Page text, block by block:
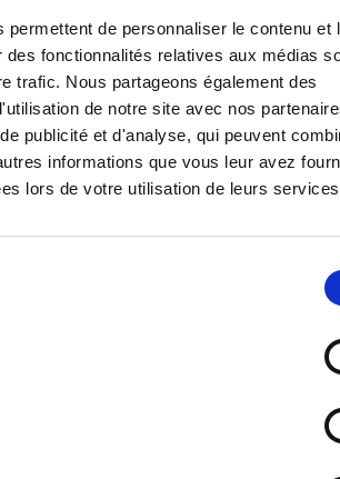
permettent de personnaliser le contenu et
des fonctionnalités relatives aux médias
trafic. Nous partageons également des
de notre site avec nos
publicité et d'analyse, qui peuvent
informations que vous leur avez
lors de votre utilisation de leurs
Attention chien très très...